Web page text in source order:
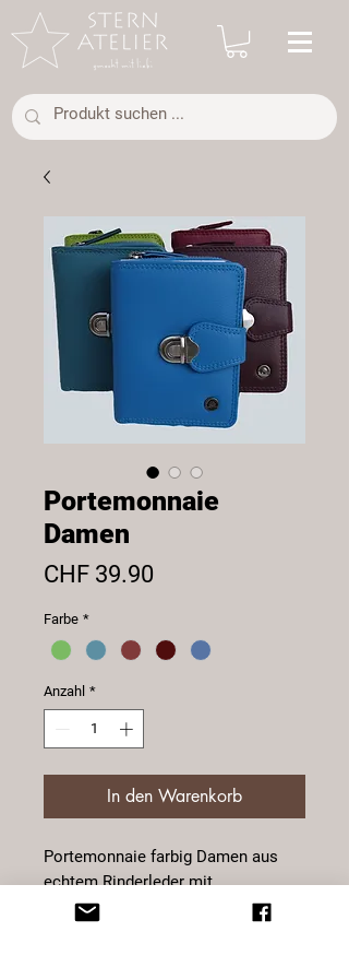
Portemonnaie
Damen
CHF 39.90
Farbe *
Anzahl *
In den Warenkorb
Portemonnaie farbig Damen aus
echtem Rinderleder mit
Schlossverriegelung.